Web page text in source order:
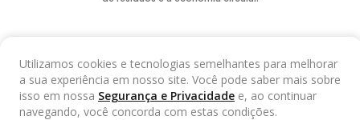
Utilizamos cookies e tecnologias semelhantes para melhorar
a sua experiência em nosso site. Você pode saber mais sobre
isso em nossa Segurança e Privacidade e, ao continuar
navegando, você concorda com estas condições.